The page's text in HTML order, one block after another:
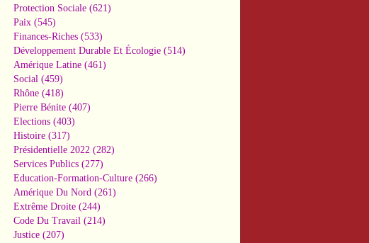
Protection Sociale (621)
Paix (545)
Finances-Riches (533)
Développement Durable Et Écologie (514)
Amérique Latine (461)
Social (459)
Rhône (418)
Pierre Bénite (407)
Elections (403)
Histoire (317)
Présidentielle 2022 (282)
Services Publics (277)
Education-Formation-Culture (266)
Amérique Du Nord (261)
Extrême Droite (244)
Code Du Travail (214)
Justice (207)